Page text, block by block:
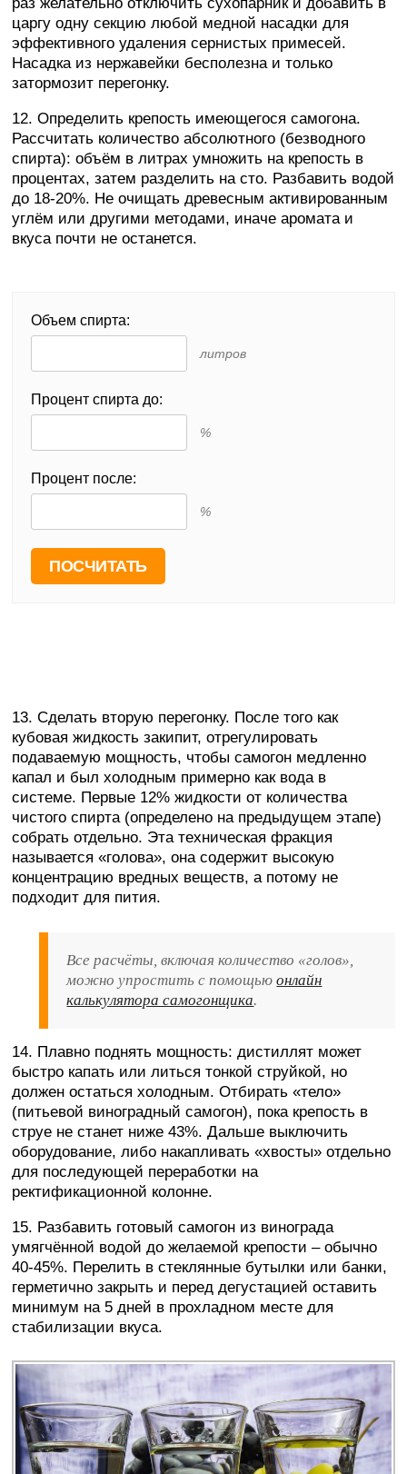
царгу одну секцию любой медной насадки для
эффективного удаления сернистых примесей.
Насадка из нержавейки бесполезна и только
затормозит перегонку.
12. Определить крепость имеющегося самогона.
Рассчитать количество абсолютного (безводного
спирта): объём в литрах умножить на крепость в
процентах, затем разделить на сто. Разбавить водой
до 18-20%. Не очищать древесным активированным
углём или другими методами, иначе аромата и
вкуса почти не останется.
Объем спирта:
литров
Процент спирта до:
%
Процент после:
%
13. Сделать вторую перегонку. После того как
кубовая жидкость закипит, отрегулировать
подаваемую мощность, чтобы самогон медленно
капал и был холодным примерно как вода в
системе. Первые 12% жидкости от количества
чистого спирта (определено на предыдущем этапе)
собрать отдельно. Эта техническая фракция
называется «голова», она содержит высокую
концентрацию вредных веществ, а потому не
подходит для пития.
Все расчёты, включая количество «голов»,
можно упростить с помощьюонлайн
калькулятора самогонщика.
14. Плавно поднять мощность: дистиллят может
быстро капать или литься тонкой струйкой, но
должен остаться холодным. Отбирать «тело»
(питьевой виноградный самогон), пока крепость в
струе не станет ниже 43%. Дальше выключить
оборудование, либо накапливать «хвосты» отдельно
для последующей переработки на
ректификационной колонне.
15. Разбавить готовый самогон из винограда
умягчённой водой до желаемой крепости – обычно
40-45%. Перелить в стеклянные бутылки или банки,
герметично закрыть и перед дегустацией оставить
минимум на 5 дней в прохладном месте для
стабилизации вкуса.